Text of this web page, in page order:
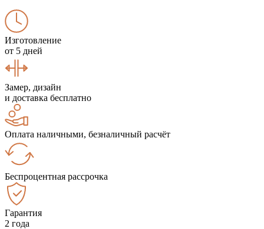
Изготовление
от 5 дней
Замер, дизайн
и доставка бесплатно
Оплата наличными, безналичный расчёт
Беспроцентная рассрочка
Гарантия
2 года